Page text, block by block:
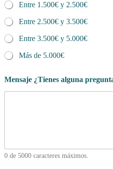
Entre 1.500€ y 2.500€
Entre 2.500€ y 3.500€
Entre 3.500€ y 5.000€
Más de 5.000€
Mensaje ¿Tienes alguna
0 de 5000 caracteres máximos.